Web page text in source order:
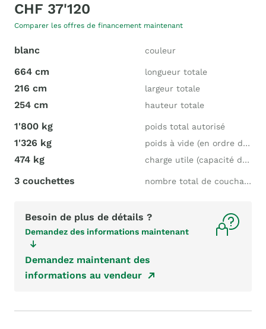
CHF 37'120
Comparer les offres de financement maintenant
blanc couleur
664 cm longueur totale
216 cm largeur totale
254 cm hauteur totale
1'800 kg poids total autorisé
1'326 kg poids à vide (en ordre de marche)
474 kg charge utile (capacité de charge)
3 couchettes nombre total de couchages
Besoin de plus de détails ?
Demandez des informations maintenant
Demandez maintenant des
informations au vendeur